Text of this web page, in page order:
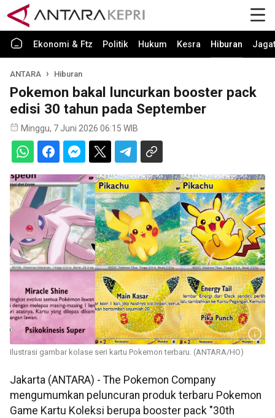
Ekonomi & Ftz Politik Hukum Kesra Hiburan Jagat
ANTARA Hiburan
Pokemon bakal luncurkan booster pack
edisi 30 tahun pada September
Minggu, 7 Juni 2026 06:15 WIB
Ilustrasi gambar kolase seri kartu Pokemon terbaru. (ANTARA/HO)
Jakarta (ANTARA) - The Pokemon Company
mengumumkan peluncuran produk terbaru Pokemon
Game Kartu Koleksi berupa booster pack "30th